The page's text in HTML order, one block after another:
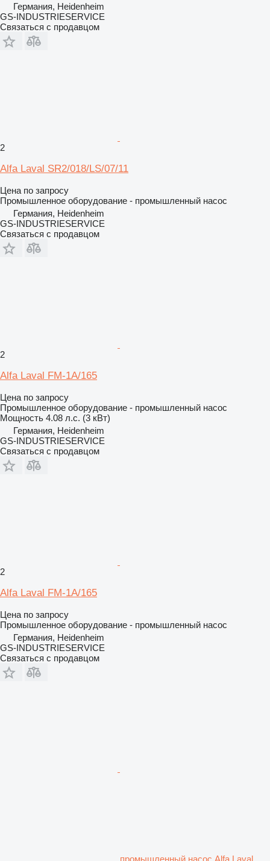
Германия, Heidenheim
GS-INDUSTRIESERVICE
Связаться с продавцом
2
Alfa Laval SR2/018/LS/07/11
Цена по запросу
Промышленное оборудование - промышленный насос
Германия, Heidenheim
GS-INDUSTRIESERVICE
Связаться с продавцом
2
Alfa Laval FM-1A/165
Цена по запросу
Промышленное оборудование - промышленный насос
Мощность 4.08 л.с. (3 кВт)
Германия, Heidenheim
GS-INDUSTRIESERVICE
Связаться с продавцом
2
Alfa Laval FM-1A/165
Цена по запросу
Промышленное оборудование - промышленный насос
Германия, Heidenheim
GS-INDUSTRIESERVICE
Связаться с продавцом
промышленный насос Alfa Laval